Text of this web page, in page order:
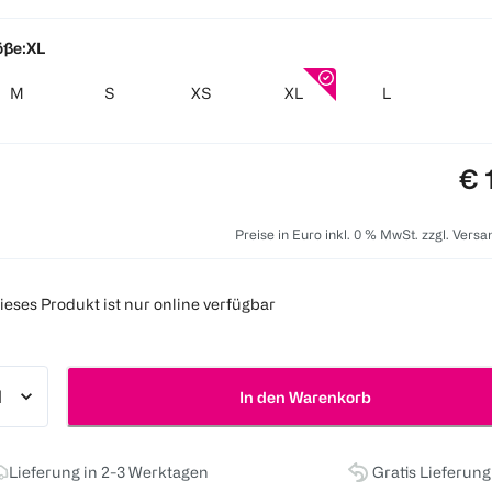
XL
M S XS XL L
€
Preise in Euro inkl. 0 % MwSt. zzgl.
Produkt ist nur online verfügbar
In den Warenkorb
Lieferung in 2-3 Werktagen Gratis